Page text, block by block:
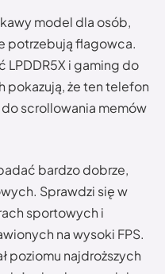
model dla osób,
potrzebują flagowca.
LPDDR5X i gaming do
pokazują, że ten telefon
scrollowania memów
bardzo dobrze,
Sprawdzi się w
sportowych i
na wysoki FPS.
poziomu najdroższych